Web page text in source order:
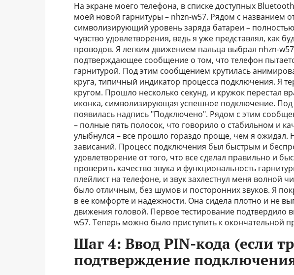
На экране моего телефона, в списке доступных
моей новой гарнитуры – nhzn-w57. Рядом с названием
символизирующий уровень заряда батареи –
чувство удовлетворения, ведь я уже представлял, как
проводов. Я легким движением пальца выбрал nhzn-
подтверждающее сообщение о том, что телефон
гарнитурой. Под этим сообщением крутилась
круга, типичный индикатор процесса подключения. Я
кругом. Прошло несколько секунд, и кружок перестал
иконка, символизирующая успешное подключение.
появилась надпись "Подключено". Рядом с этим
– полные пять полосок, что говорило о стабильном и
улыбнулся – все прошло гораздо проще, чем я ожидал.
зависаний. Процесс подключения был быстрым и
удовлетворение от того, что все сделал правильно и
проверить качество звука и функциональность
плейлист на телефоне, и звук захлестнул меня волной
было отличным, без шумов и посторонних звуков. Я
в ее комфорте и надежности. Она сидела плотно и не
движения головой. Первое тестирование подтвердило
w57. Теперь можно было приступить к окончательной
Шаг 4: Ввод PIN-кода (если
подтверждение